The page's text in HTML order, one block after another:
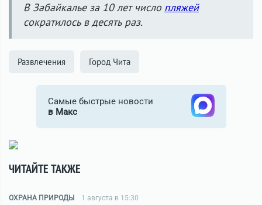
В Забайкалье за 10 лет число пляжей
сократилось в десять раз.
Развлечения Город Чита
Самые быстрые новости
в Макс
ЧИТАЙТЕ ТАКЖЕ
ОХРАНА ПРИРОДЫ 1 августа в 15:30